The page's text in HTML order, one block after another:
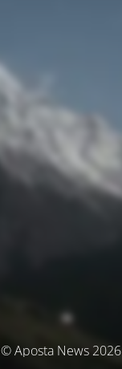
© Aposta News 2026